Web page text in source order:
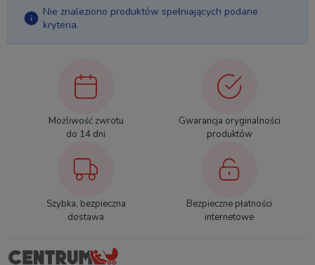
Nie znaleziono produktów spełniających podane
kryteria.
Możliwość zwrotu
do 14 dni
Gwarancja oryginalności
produktów
Szybka, bezpieczna
dostawa
Bezpieczne płatności
internetowe